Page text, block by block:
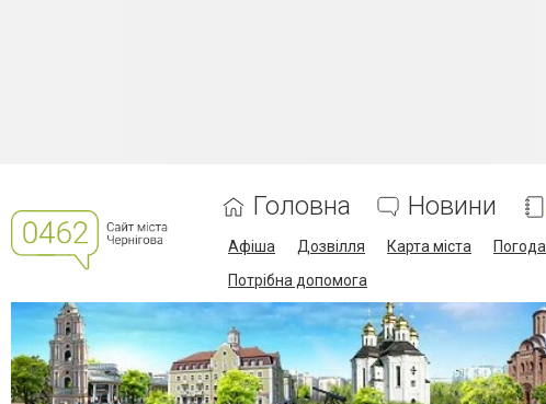
Головна Новини
Афіша Дозвілля Карта міста Погода
Потрібна допомога